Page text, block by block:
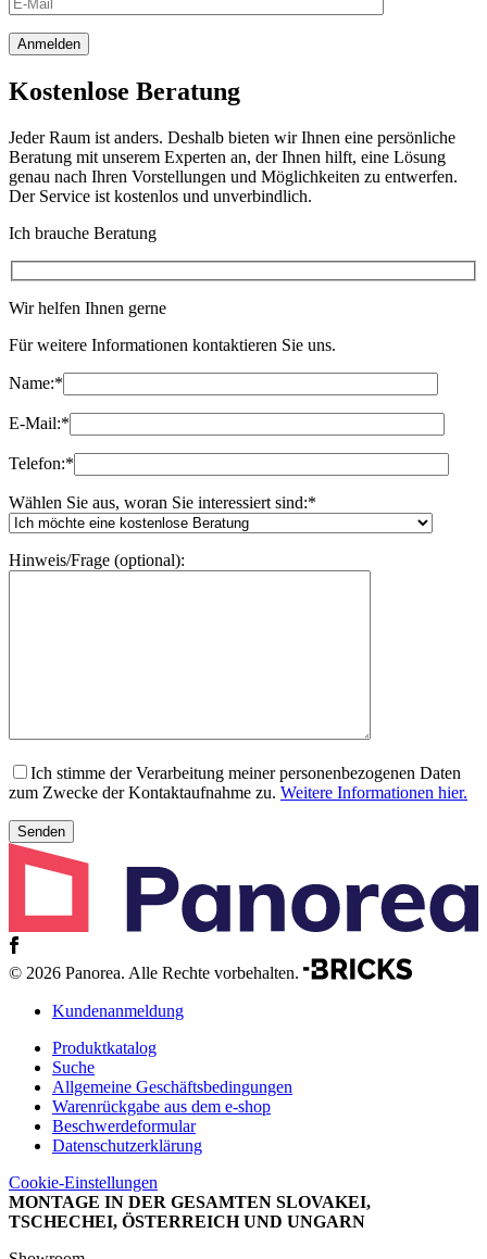
Kostenlose Beratung
Jeder Raum ist anders. Deshalb bieten wir Ihnen eine persönliche
Beratung mit unserem Experten an, der Ihnen hilft, eine Lösung
genau nach Ihren Vorstellungen und Möglichkeiten zu entwerfen.
Der Service ist kostenlos und unverbindlich.
Ich brauche Beratung
Wir helfen Ihnen gerne
Für weitere Informationen kontaktieren Sie uns.
Name:*
E-Mail:*
Telefon:*
Wählen Sie aus, woran Sie interessiert sind:*
Hinweis/Frage (optional):
Ich stimme der Verarbeitung meiner personenbezogenen Daten
zum Zwecke der Kontaktaufnahme zu. Weitere Informationen hier.
© 2026 Panorea. Alle Rechte vorbehalten.
Kundenanmeldung
Produktkatalog
Suche
Allgemeine Geschäftsbedingungen
Warenrückgabe aus dem e-shop
Beschwerdeformular
Datenschutzerklärung
Cookie-Einstellungen
MONTAGE IN DER GESAMTEN SLOVAKEI,
TSCHECHEI, ÖSTERREICH UND UNGARN